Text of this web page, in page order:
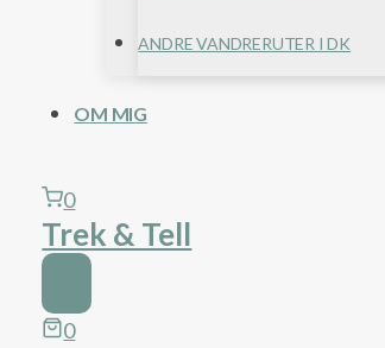
ANDRE VANDRERUTER I DK
OM MIG
0
Trek & Tell
0